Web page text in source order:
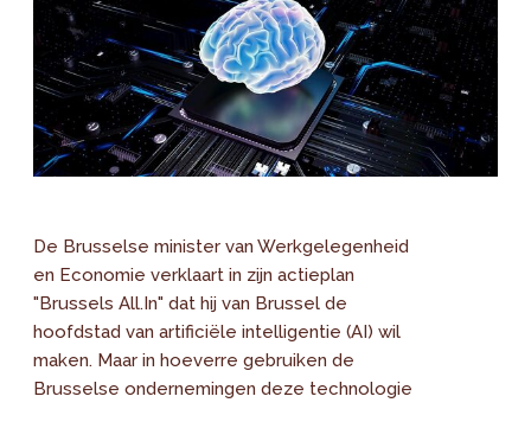
De Brusselse minister van Werkgelegenheid
en Economie verklaart in zijn actieplan
"Brussels All.In" dat hij van Brussel de
hoofdstad van artificiële intelligentie (AI) wil
maken. Maar in hoeverre gebruiken de
Brusselse ondernemingen deze technologie